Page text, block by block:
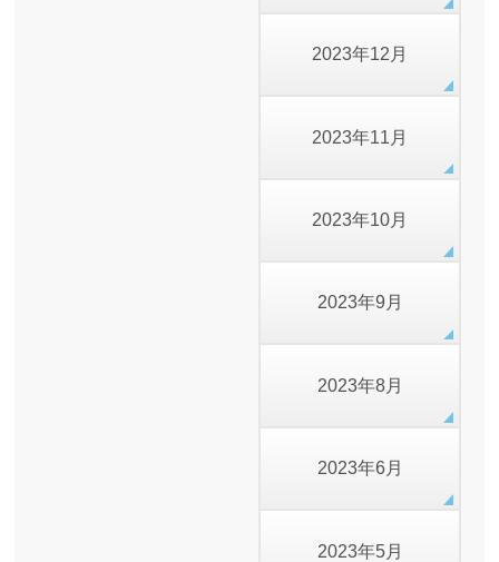
2023年12月
2023年11月
2023年10月
2023年9月
2023年8月
2023年6月
2023年5月